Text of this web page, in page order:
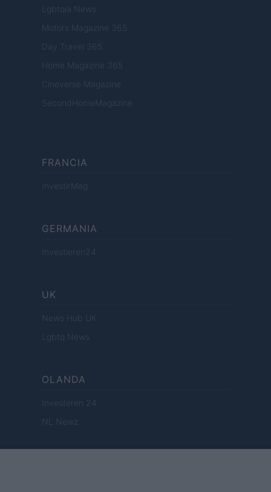
Lgbtqia News
Motors Magazine 365
Day Travel 365
Home Magazine 365
Cineverse Magazine
SecondHomeMagazine
FRANCIA
InvestirMag
GERMANIA
Investieren24
UK
News Hub UK
Lgbtq News
OLANDA
Investeren 24
NL Newz